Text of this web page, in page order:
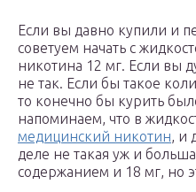
Если вы давно купили и
советуем начать с
никотина 12 мг. Если вы
не так. Если бы такое
то конечно бы курить
напоминаем, что в
медицинский никотин, и
деле не такая уж и
содержанием и 18 мг, но